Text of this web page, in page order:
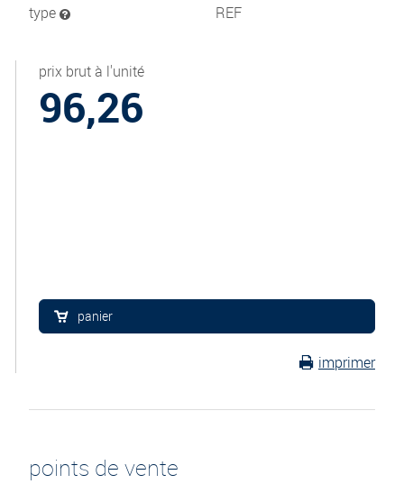
type
REF
prix brut à l'unité
96,26
panier
imprimer
points de vente